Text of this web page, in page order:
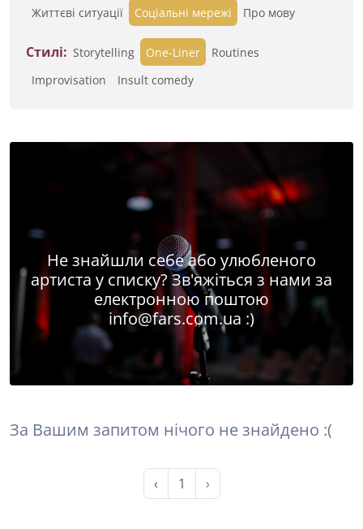
Життєві ситуації
Cоціальні мережі Про мову
Стилі: Storytelling One-Liner
Routines
Improvisation
Insult comedy
Не знайшли себе або улюбленого
артиста у списку? Зв'яжіться з нами за
електронною поштою
info@fars.com.ua :)
За Вашим запитом нічого не знайдено :(
‹ 1 ›